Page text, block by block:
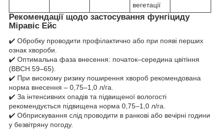
вегетації
Рекомендації щодо застосування фунгіциду
Міравіс Ейс
✔️ Обробку проводити профілактично або при появі перших
ознак хвороби.
✔️ Оптимальна фаза внесення: початок–середина цвітіння
(ВВСН 59–65).
✔️ При високому ризику поширення хвороб рекомендована
норма внесення – 0,75–1,0 л/га.
✔️ За інтенсивних опадів та підвищеної вологості
рекомендується підвищена норма 0,75–1,0 л/га.
✔️ Обприскування слід проводити в ранкові або вечірні години
у безвітряну погоду.